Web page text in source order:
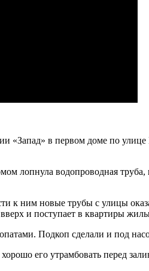
«Запад» в первом доме по
лопнула водопроводная
к ним новые трубы с улицы
и поступает в квартиры
Подкоп сделали и под
его утрамбовать перед